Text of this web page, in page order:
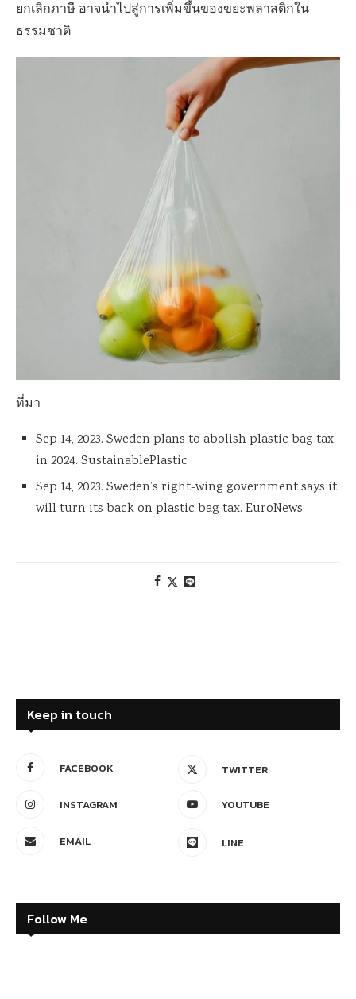
ยกเลิกภาษี อาจนำไปสู่การเพิ่มขึ้นของขยะพลาสติกใน
ธรรมชาติ
ที่มา
Sep 14, 2023. Sweden plans to abolish plastic bag tax
in 2024. SustainablePlastic
Sep 14, 2023. Sweden’s right-wing government says it
will turn its back on plastic bag tax. EuroNews
Keep in touch
FACEBOOK TWITTER
INSTAGRAM YOUTUBE
EMAIL LINE
Follow Me